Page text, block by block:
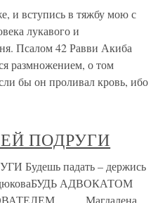
и вступись в тяжбу мою с
лукавого и
Псалом 42 Равви Акиба
размножением, о том
бы он проливал кровь, ибо
ПОДРУГИ
падать – держись
АДВОКАТОМ